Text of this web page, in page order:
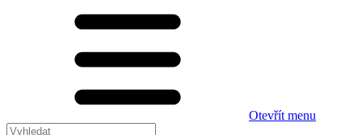
Otevřít menu